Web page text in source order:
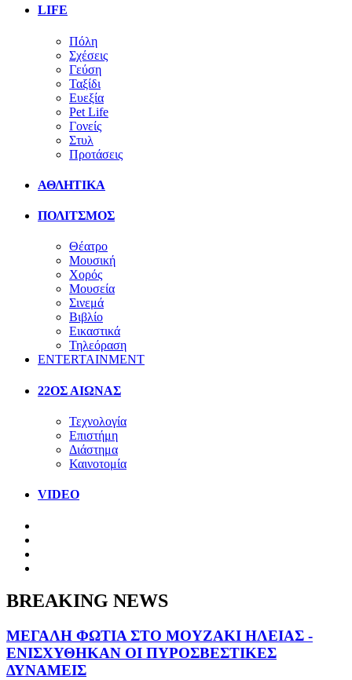
LIFE
Πόλη
Σχέσεις
Γεύση
Ταξίδι
Ευεξία
Pet Life
Γονείς
Στυλ
Προτάσεις
ΑΘΛΗΤΙΚΑ
ΠΟΛΙΤΣΜΟΣ
Θέατρο
Μουσική
Χορός
Μουσεία
Σινεμά
Βιβλίο
Εικαστικά
Τηλεόραση
ENTERTAINMENT
22ΟΣ ΑΙΩΝΑΣ
Τεχνολογία
Επιστήμη
Διάστημα
Καινοτομία
VIDEO
BREAKING NEWS
ΜΕΓΑΛΗ ΦΩΤΙΑ ΣΤΟ ΜΟΥΖΑΚΙ ΗΛΕΙΑΣ -
ΕΝΙΣΧΥΘΗΚΑΝ ΟΙ ΠΥΡΟΣΒΕΣΤΙΚΕΣ
ΔΥΝΑΜΕΙΣ